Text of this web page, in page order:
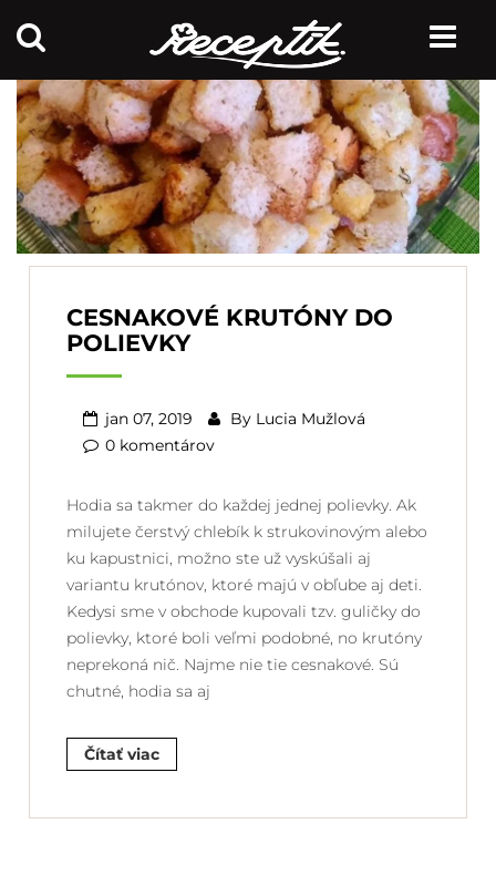
CESNAKOVÉ KRUTÓNY DO
POLIEVKY
jan 07, 2019 By Lucia Mužlová
0 komentárov
Hodia sa takmer do každej jednej polievky. Ak
milujete čerstvý chlebík k strukovinovým alebo
ku kapustnici, možno ste už vyskúšali aj
variantu krutónov, ktoré majú v obľube aj deti.
Kedysi sme v obchode kupovali tzv. guličky do
polievky, ktoré boli veľmi podobné, no krutóny
neprekoná nič. Najme nie tie cesnakové. Sú
chutné, hodia sa aj
Čítať viac